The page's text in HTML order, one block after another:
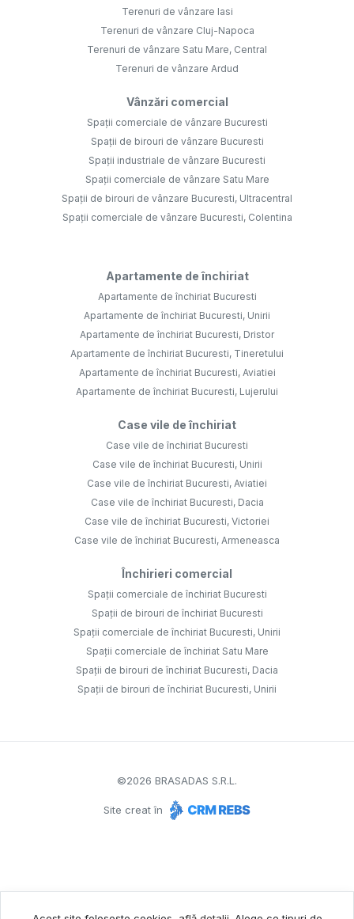
Terenuri de vânzare Iasi
Terenuri de vânzare Cluj-Napoca
Terenuri de vânzare Satu Mare, Central
Terenuri de vânzare Ardud
Vânzări comercial
Spații comerciale de vânzare Bucuresti
Spații de birouri de vânzare Bucuresti
Spații industriale de vânzare Bucuresti
Spații comerciale de vânzare Satu Mare
Spații de birouri de vânzare Bucuresti, Ultracentral
Spații comerciale de vânzare Bucuresti, Colentina
Apartamente de închiriat
Apartamente de închiriat Bucuresti
Apartamente de închiriat Bucuresti, Unirii
Apartamente de închiriat Bucuresti, Dristor
Apartamente de închiriat Bucuresti, Tineretului
Apartamente de închiriat Bucuresti, Aviatiei
Apartamente de închiriat Bucuresti, Lujerului
Case vile de închiriat
Case vile de închiriat Bucuresti
Case vile de închiriat Bucuresti, Unirii
Case vile de închiriat Bucuresti, Aviatiei
Case vile de închiriat Bucuresti, Dacia
Case vile de închiriat Bucuresti, Victoriei
Case vile de închiriat Bucuresti, Armeneasca
Închirieri comercial
Spații comerciale de închiriat Bucuresti
Spații de birouri de închiriat Bucuresti
Spații comerciale de închiriat Bucuresti, Unirii
Spații comerciale de închiriat Satu Mare
Spații de birouri de închiriat Bucuresti, Dacia
Spații de birouri de închiriat Bucuresti, Unirii
©2026 BRASADAS S.R.L.
Site creat în